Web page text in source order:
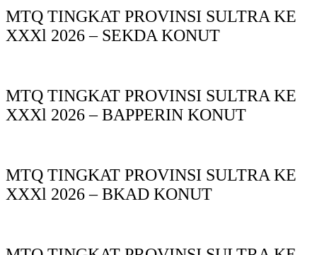
MTQ TINGKAT PROVINSI SULTRA KE
XXXl 2026 – SEKDA KONUT
MTQ TINGKAT PROVINSI SULTRA KE
XXXl 2026 – BAPPERIN KONUT
MTQ TINGKAT PROVINSI SULTRA KE
XXXl 2026 – BKAD KONUT